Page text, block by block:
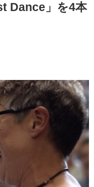
Dance」を4本